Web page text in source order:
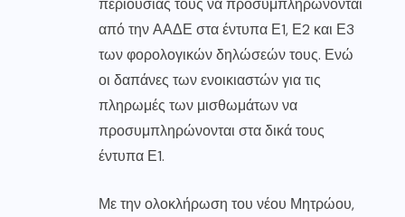
περιουσίας τους να προσυμπληρώνονται
από την ΑΑΔΕ στα έντυπα Ε1, Ε2 και Ε3
των φορολογικών δηλώσεών τους. Ενώ
οι δαπάνες των ενοικιαστών για τις
πληρωμές των μισθωμάτων να
προσυμπληρώνονται στα δικά τους
έντυπα Ε1.
Με την ολοκλήρωση του νέου Μητρώου,